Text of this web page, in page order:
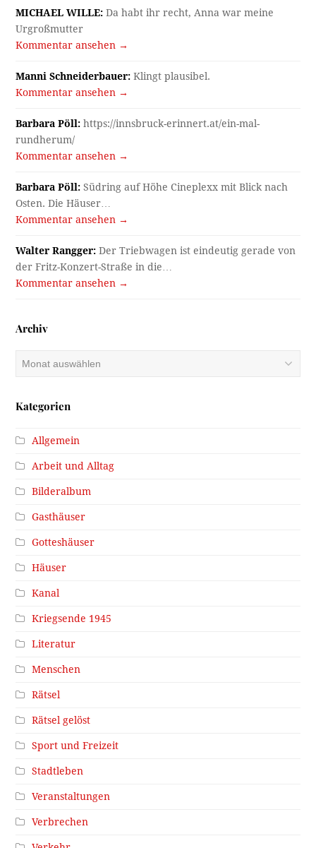
MICHAEL WILLE: Da habt ihr recht, Anna war meine
Urgroßmutter
Kommentar ansehen →
Manni Schneiderbauer: Klingt plausibel.
Kommentar ansehen →
Barbara Pöll: https://innsbruck-erinnert.at/ein-mal-
rundherum/
Kommentar ansehen →
Barbara Pöll: Südring auf Höhe Cineplexx mit Blick nach
Osten. Die Häuser…
Kommentar ansehen →
Walter Rangger: Der Triebwagen ist eindeutig gerade von
der Fritz-Konzert-Straße in die…
Kommentar ansehen →
Archiv
Archiv
Kategorien
Allgemein
Arbeit und Alltag
Bilderalbum
Gasthäuser
Gotteshäuser
Häuser
Kanal
Kriegsende 1945
Literatur
Menschen
Rätsel
Rätsel gelöst
Sport und Freizeit
Stadtleben
Veranstaltungen
Verbrechen